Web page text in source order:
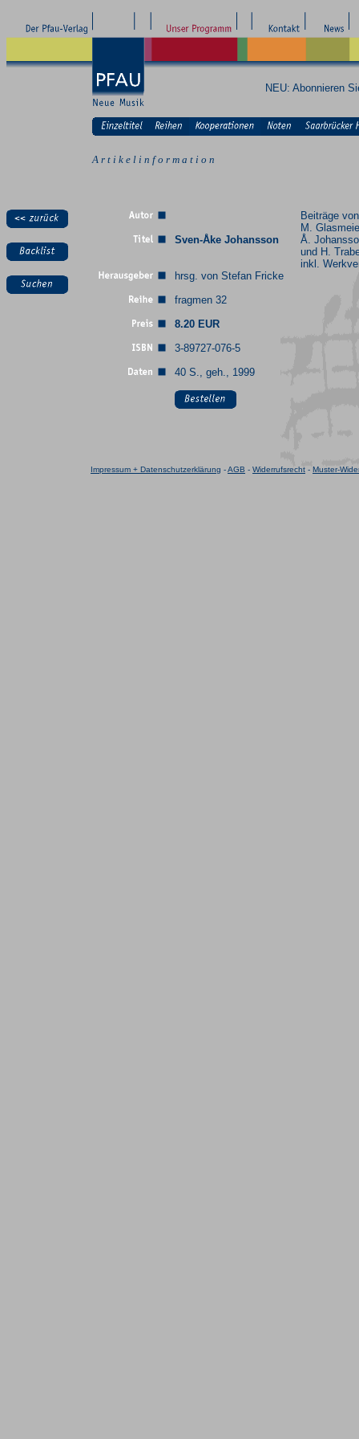
NEU: Abonnieren
A r t i k e l i n f o r m a t i o n
Sven-Åke Johansson
hrsg. von Stefan Fricke
fragmen 32
8.20 EUR
3-89727-076-5
40 S., geh., 1999
Beiträge
M.
Å.
und H.
inkl.
Impressum + Datenschutzerklärung -AGB - Widerrufsrecht - Muster-